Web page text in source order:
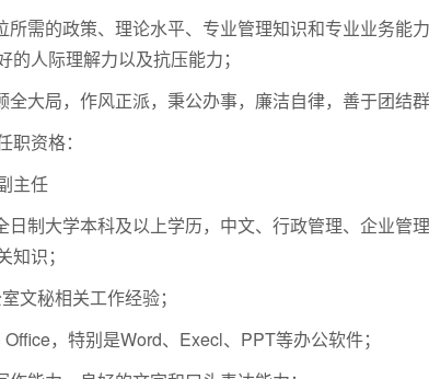
所需的政策、理论水平、专业管理知识和专业业务能
的人际理解力以及抗压能力；
全大局，作风正派，秉公办事，廉洁自律，善于团结群
职资格：
主任
日制大学本科及以上学历，中文、行政管理、企业管
知识；
文秘相关工作经验；
，特别是Word、Execl、PPT等办公软件；